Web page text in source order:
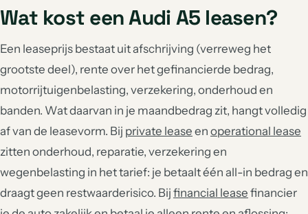
Wat kost een Audi A5 leasen?
Een leaseprijs bestaat uit afschrijving (verreweg het
grootste deel), rente over het gefinancierde bedrag,
motorrijtuigenbelasting, verzekering, onderhoud en
banden. Wat daarvan in je maandbedrag zit, hangt volledig
af van de leasevorm. Bij private lease en operational lease
zitten onderhoud, reparatie, verzekering en
wegenbelasting in het tarief: je betaalt één all-in bedrag en
draagt geen restwaarderisico. Bij financial lease financier